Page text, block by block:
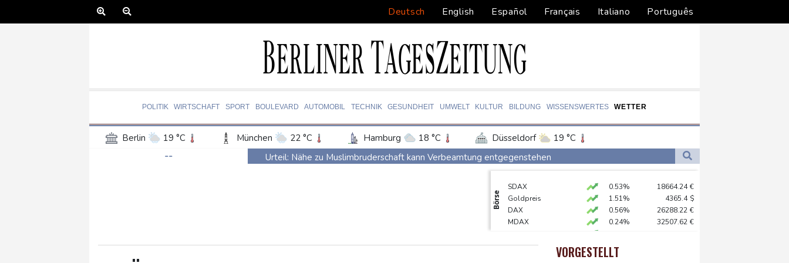
Deutsch English Español Français Italiano Português
POLITIK WIRTSCHAFT SPORT BOULEVARD AUTOMOBIL TECHNIK GESUNDHEIT UMWELT KULTUR BILDUNG WISSENSWERTES WETTER
Berlin 19 °C München 22 °C Hamburg 18 °C Düsseldorf
19 °C
Frankfurt am Main
Potsdam 20 °C Leipzig 21 °C Dortmund
Bremen
Wien
--
Urteil: Nähe zu Muslimbruderschaft kann Verbeamtung entgegenstehen
Regierung und Opposition in Venezuela nehmen offiziellen Dialog auf - ohne Machado
Angeblicher "Geburtstourismus": Trump unternimmt neuen Vorstoß im Streit um US-Staatsbürgerschaft
Börse
SDAX 0.53% 18664.24 €
Goldpreis
1.51% 4365.4 $
DAX
0.56% 26288.22 €
MDAX
0.24% 32507.62 €
Euro STOXX 50
0.33%
0.02%
VORGESTELLT